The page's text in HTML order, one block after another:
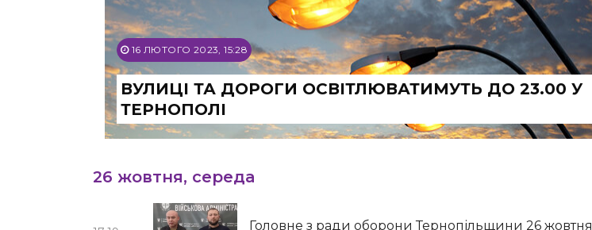
16 ЛЮТОГО 2023, 15:28
ВУЛИЦІ ТА ДОРОГИ ОСВІТЛЮВАТИМУТЬ ДО 23.00 У
ТЕРНОПОЛІ
26 жовтня, середа
Головне з ради оборони Тернопільщини 26 жовтня